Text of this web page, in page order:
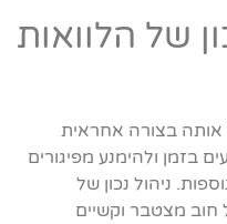
של הלוואות
בצורה אחראית
בזמן ולהימנע מפיגורים
ניהול נכון של
חוב מצטבר וקשיים